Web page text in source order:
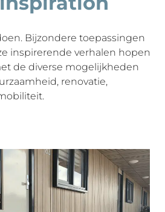
Bijzondere toepassingen
inspirerende verhalen hopen
de diverse mogelijkheden
renovatie,